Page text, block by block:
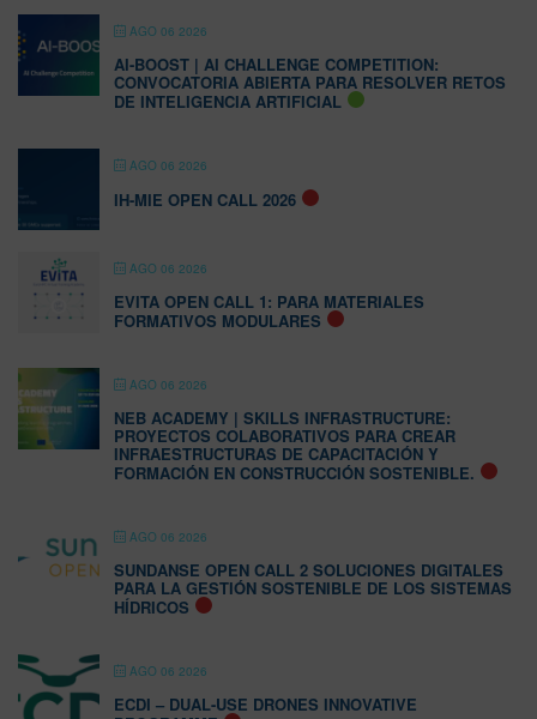
AGO 06 2026
AI-BOOST | AI CHALLENGE COMPETITION:
CONVOCATORIA ABIERTA PARA RESOLVER RETOS
DE INTELIGENCIA ARTIFICIAL
AGO 06 2026
IH-MIE OPEN CALL 2026
AGO 06 2026
EVITA OPEN CALL 1: PARA MATERIALES
FORMATIVOS MODULARES
AGO 06 2026
NEB ACADEMY | SKILLS INFRASTRUCTURE:
PROYECTOS COLABORATIVOS PARA CREAR
INFRAESTRUCTURAS DE CAPACITACIÓN Y
FORMACIÓN EN CONSTRUCCIÓN SOSTENIBLE.
AGO 06 2026
SUNDANSE OPEN CALL 2 SOLUCIONES DIGITALES
PARA LA GESTIÓN SOSTENIBLE DE LOS SISTEMAS
HÍDRICOS
AGO 06 2026
ECDI – DUAL-USE DRONES INNOVATIVE